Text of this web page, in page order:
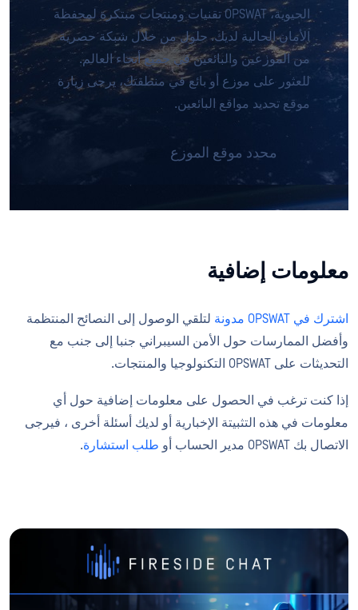
الحيوية، OPSWAT تقنيات ومنتجات مبتكرة لمحفظة
الأمان الحالية لديك. حلول من خلال شبكة حصرية
من الموزعين والبائعين في جميع أنحاء العالم.
للعثور على موزع أو بائع في منطقتك، يرجى زيارة
موقع تحديد مواقع البائعين.
محدد موقع الموزع
معلومات إضافية
اشترك في OPSWAT مدونة
لتلقي الوصول إلى النصائح المنتظمة
وأفضل الممارسات حول الأمن السيبراني جنبا إلى جنب مع
التحديثات على OPSWAT التكنولوجيا والمنتجات.
إذا كنت ترغب في الحصول على معلومات إضافية حول أي
معلومات في هذه التثبيتة الإخبارية أو لديك أسئلة أخرى ، فيرجى
الاتصال بك OPSWAT مدير الحساب أو
طلب استشارة.